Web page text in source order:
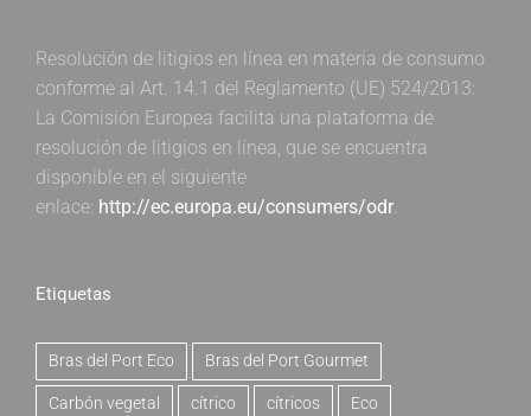
Resolución de litigios en línea en materia de consumo
conforme al Art. 14.1 del Reglamento (UE) 524/2013:
La Comisión Europea facilita una plataforma de
resolución de litigios en línea, que se encuentra
disponible en el siguiente
enlace: http://ec.europa.eu/consumers/odr.
Etiquetas
Bras del Port Eco Bras del Port Gourmet
Carbón vegetal cítrico cítricos Eco